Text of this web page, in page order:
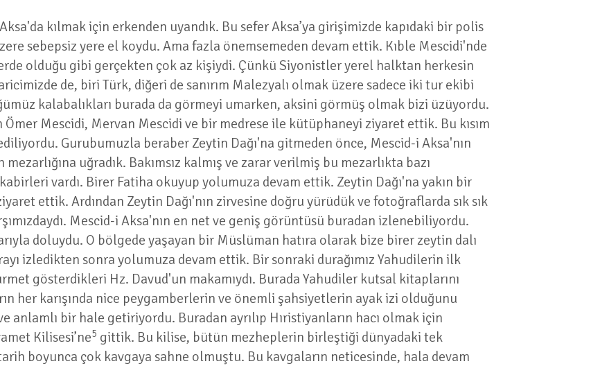
kılmak için erkenden uyandık. Bu sefer Aksa’ya girişimizde kapıdaki bir polis
sebepsiz yere el koydu. Ama fazla önemsemeden devam ettik. Kıble Mescidi'nde
olduğu gibi gerçekten çok az kişiydi. Çünkü Siyonistler yerel halktan herkesin
de, biri Türk, diğeri de sanırım Malezyalı olmak üzere sadece iki tur ekibi
kalabalıkları burada da görmeyi umarken, aksini görmüş olmak bizi üzüyordu.
Mescidi, Mervan Mescidi ve bir medrese ile kütüphaneyi ziyaret ettik. Bu kısım
Gurubumuzla beraber Zeytin Dağı'na gitmeden önce, Mescid-i Aksa'nın
uğradık. Bakımsız kalmış ve zarar verilmiş bu mezarlıkta bazı
vardı. Birer Fatiha okuyup yolumuza devam ettik. Zeytin Dağı'na yakın bir
ettik. Ardından Zeytin Dağı'nın zirvesine doğru yürüdük ve fotoğraflarda sık sık
Mescid-i Aksa'nın en net ve geniş görüntüsü buradan izlenebiliyordu.
doluydu. O bölgede yaşayan bir Müslüman hatıra olarak bize birer zeytin dalı
izledikten sonra yolumuza devam ettik. Bir sonraki durağımız Yahudilerin ilk
gösterdikleri Hz. Davud'un makamıydı. Burada Yahudiler kutsal kitaplarını
her karışında nice peygamberlerin ve önemli şahsiyetlerin ayak izi olduğunu
anlamlı bir hale getiriyordu. Buradan ayrılıp Hıristiyanların hacı olmak için
Kilisesi’ne5 gittik. Bu kilise, bütün mezheplerin birleştiği dünyadaki tek
boyunca çok kavgaya sahne olmuştu. Bu kavgaların neticesinde, hala devam